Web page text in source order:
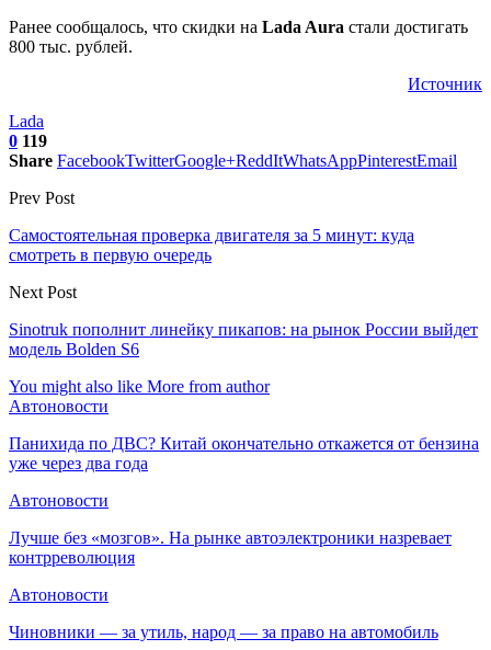
Ранее сообщалось, что скидки на Lada Aura стали достигать
800 тыс. рублей.
Источник
Lada
0 119
Share FacebookTwitterGoogle+ReddItWhatsAppPinterestEmail
Prev Post
Самостоятельная проверка двигателя за 5 минут: куда
смотреть в первую очередь
Next Post
Sinotruk пополнит линейку пикапов: на рынок России выйдет
модель Bolden S6
You might also like More from author
Автоновости
Панихида по ДВС? Китай окончательно откажется от бензина
уже через два года
Автоновости
Лучше без «мозгов». На рынке автоэлектроники назревает
контрреволюция
Автоновости
Чиновники — за утиль, народ — за право на автомобиль